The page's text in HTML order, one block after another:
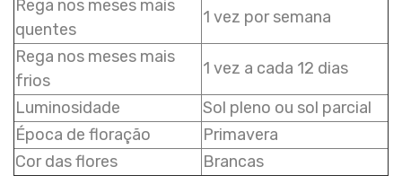
Rega nos meses mais
quentes
1 vez por semana
Rega nos meses mais
frios
1 vez a cada 12 dias
Luminosidade
Sol pleno ou sol parcial
Época de floração
Primavera
Cor das flores
Brancas